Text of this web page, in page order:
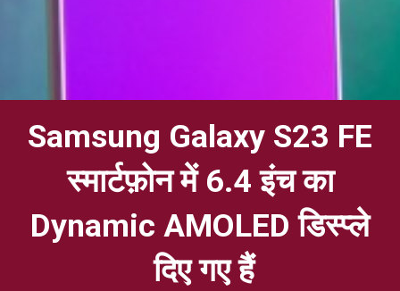
Samsung Galaxy S23 FE
स्मार्टफ़ोन में 6.4 इंच का
Dynamic AMOLED डिस्प्ले
दिए गए हैं